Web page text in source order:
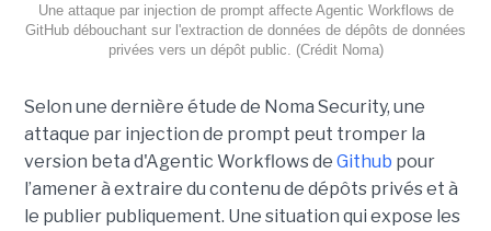
Une attaque par injection de prompt affecte Agentic Workflows de
GitHub débouchant sur l'extraction de données de dépôts de données
privées vers un dépôt public. (Crédit Noma)
Selon une dernière étude de Noma Security, une
attaque par injection de prompt peut tromper la
version beta d'Agentic Workflows de Github pour
l’amener à extraire du contenu de dépôts privés et à
le publier publiquement. Une situation qui expose les